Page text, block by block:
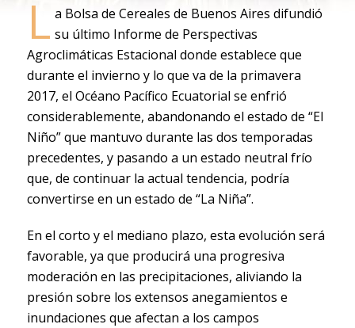
L a Bolsa de Cereales de Buenos Aires difundió
su último Informe de Perspectivas
Agroclimáticas Estacional donde establece que
durante el invierno y lo que va de la primavera
2017, el Océano Pacífico Ecuatorial se enfrió
considerablemente, abandonando el estado de “El
Niño” que mantuvo durante las dos temporadas
precedentes, y pasando a un estado neutral frío
que, de continuar la actual tendencia, podría
convertirse en un estado de “La Niña”.
En el corto y el mediano plazo, esta evolución será
favorable, ya que producirá una progresiva
moderación en las precipitaciones, aliviando la
presión sobre los extensos anegamientos e
inundaciones que afectan a los campos